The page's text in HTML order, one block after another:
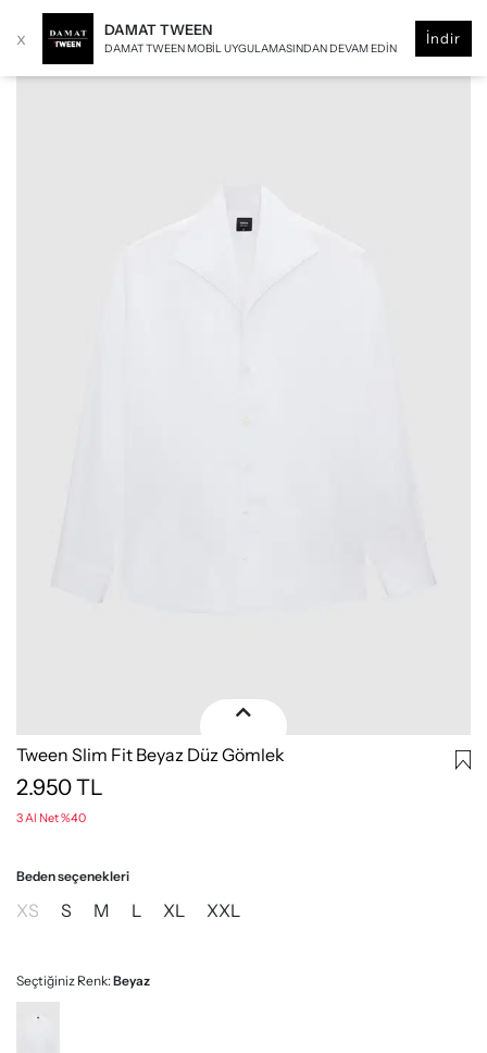
x DAMAT TWEEN
DAMAT TWEEN MOBIL UYGULAMASINDAN DEVAM EDIN
İndir
Tween Slim Fit Beyaz Düz Gömlek
2.950TL
3 Al Net %40
Beden seçenekleri
XS S M L XL XXL
Seçtiğiniz Renk:Beyaz